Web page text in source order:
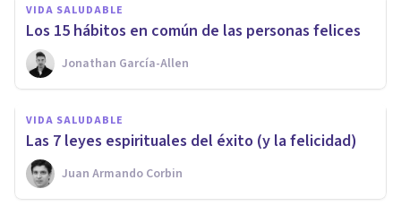
VIDA SALUDABLE
Los 15 hábitos en común de las personas felices
Jonathan García-Allen
VIDA SALUDABLE
Las 7 leyes espirituales del éxito (y la felicidad)
Juan Armando Corbin
VIDA SALUDABLE
Las 11 claves para ser feliz,
según la ciencia
Jonathan García-Allen